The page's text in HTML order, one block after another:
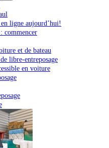
ligne aujourd’hui!
commencer
et de bateau
libre-entreposage
en voiture